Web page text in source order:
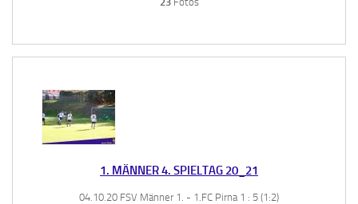
1. MÄNNER 4. SPIELTAG 20_21
04.10.20 FSV Männer 1. - 1.FC Pirna 1 : 5 (1:2)